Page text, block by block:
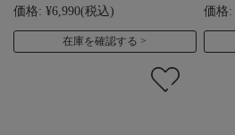
価格: ¥6,990(税込)
在庫を確認する
価格: